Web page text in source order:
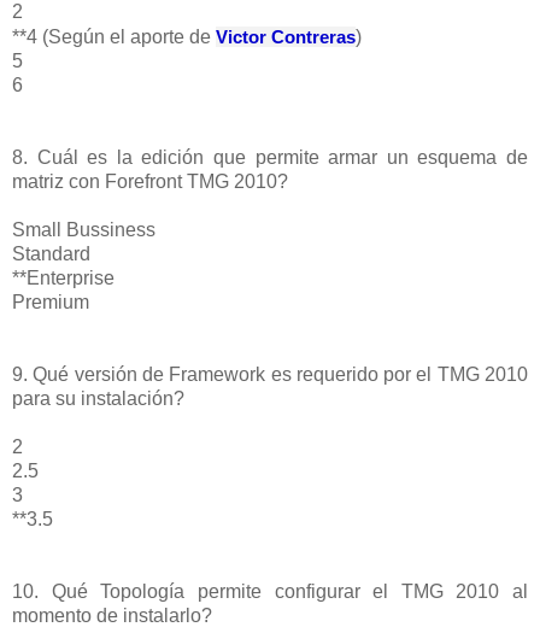
2
**4 (Según el aporte de Victor Contreras)
5
6
8. Cuál es la edición que permite armar un esquema de
matriz con Forefront TMG 2010?
Small Bussiness
Standard
**Enterprise
Premium
9. Qué versión de Framework es requerido por el TMG 2010
para su instalación?
2
2.5
3
**3.5
10. Qué Topología permite configurar el TMG 2010 al
momento de instalarlo?